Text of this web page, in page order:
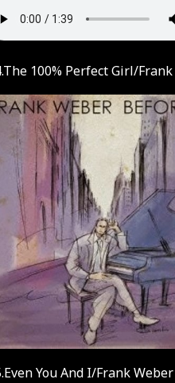
100% Perfect Girl/
You And I/Frank Weber